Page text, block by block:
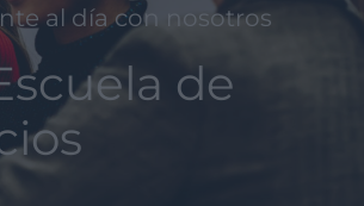
al día con nosotros
de